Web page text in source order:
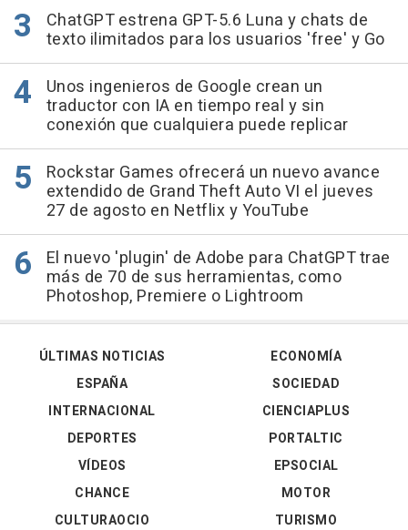
ChatGPT estrena GPT-5.6 Luna y chats de
texto ilimitados para los usuarios 'free' y Go
Unos ingenieros de Google crean un
traductor con IA en tiempo real y sin
conexión que cualquiera puede replicar
Rockstar Games ofrecerá un nuevo avance
extendido de Grand Theft Auto VI el jueves
27 de agosto en Netflix y YouTube
El nuevo 'plugin' de Adobe para ChatGPT trae
más de 70 de sus herramientas, como
Photoshop, Premiere o Lightroom
ÚLTIMAS NOTICIAS
ESPAÑA
INTERNACIONAL
DEPORTES
VÍDEOS
ECONOMÍA
SOCIEDAD
CIENCIAPLUS
PORTALTIC
EPSOCIAL
CHANCE
CULTURAOCIO
MOTOR
TURISMO